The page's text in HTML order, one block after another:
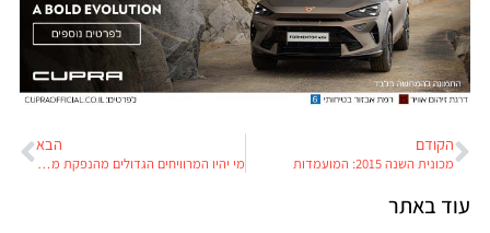
הקודם
מכונית השנה 2015: המועמדות
הבא
מי יהיו המרוויחים הגדולים מהנפקת מובילאיי?
עוד באתר